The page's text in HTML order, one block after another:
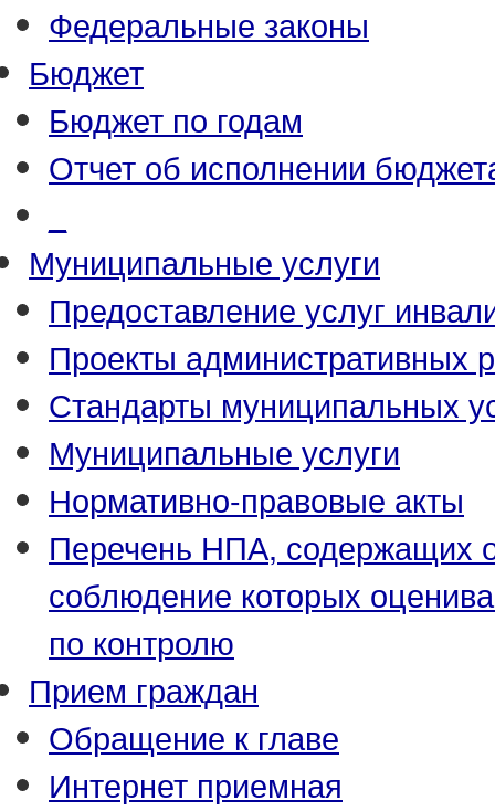
Федеральные законы
Бюджет
Бюджет по годам
Отчет об исполнении
Муниципальные услуги
Предоставление услуг
Проекты административных
Стандарты муниципальных
Муниципальные услуги
Нормативно-правовые акты
Перечень НПА, содержащих
соблюдение которых
по контролю
Прием граждан
Обращение к главе
Интернет приемная